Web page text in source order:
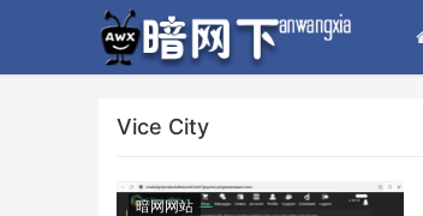
Vice City
暗网网站